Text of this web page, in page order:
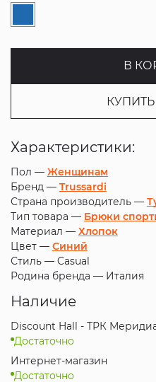
В
КУПИТЬ
Характеристики:
Пол — Женщинам
Бренд — Trussardi
Страна производитель —
Тип товара — Брюки
Материал — Хлопок
Цвет — Синий
Стиль — Casual
Родина бренда — Италия
Наличие
Discount Hall - ТРК
Достаточно
Интернет-магазин
Достаточно